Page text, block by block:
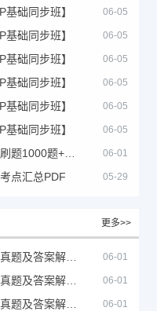
础同步班】 06-05
础同步班】 06-05
础同步班】 06-05
础同步班】 06-05
础同步班】 06-05
础同步班】 06-05
06-01
点汇总PDF 05-29
更多>>
06-01
06-01
06-01